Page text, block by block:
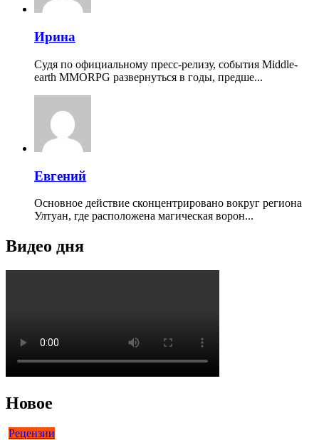
Ирина
Судя по официальному пресс-релизу, события Middle-
earth MMORPG развернуться в годы, предше...
Евгений
Основное действие сконцентрировано вокруг региона
Ултуан, где расположена магическая ворон...
Видео дня
Новое
Рецензии